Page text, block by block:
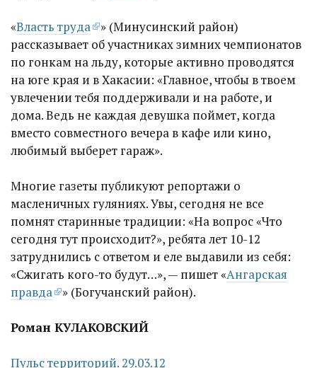
«Власть труда
» (Минусинский район)
рассказывает об участниках зимних чемпионатов
по гонкам на льду, которые активно проводятся
на юге края и в Хакасии: «Главное, чтобы в твоем
увлечении тебя поддерживали и на работе, и
дома. Ведь не каждая девушка поймет, когда
вместо совместного вечера в кафе или кино,
любимый выберет гараж».
Многие газеты публикуют репортажи о
масленичных гуляниях. Увы, сегодня не все
помнят старинные традиции: «На вопрос «Что
сегодня тут происходит?», ребята лет 10-12
затруднились с ответом и еле выдавили из себя:
«Сжигать кого-то будут…», — пишет «Ангарская
правда
» (Богучанский район).
Роман КУЛАКОВСКИЙ
Пульс территорий. 29.03.12